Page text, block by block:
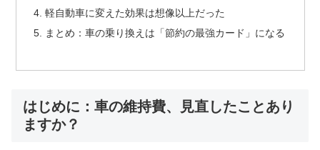
軽自動車に変えた効果は想像以上だった
まとめ：車の乗り換えは「節約の最強カード」になる
はじめに：車の維持費、見直したことあり
ますか？